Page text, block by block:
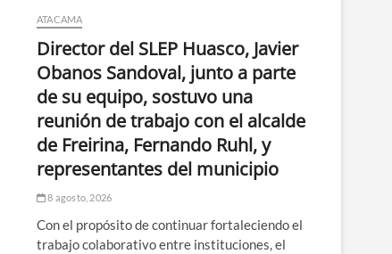
ATACAMA
Director del SLEP Huasco, Javier
Obanos Sandoval, junto a parte
de su equipo, sostuvo una
reunión de trabajo con el alcalde
de Freirina, Fernando Ruhl, y
representantes del municipio
8 agosto, 2026
Con el propósito de continuar fortaleciendo el
trabajo colaborativo entre instituciones, el